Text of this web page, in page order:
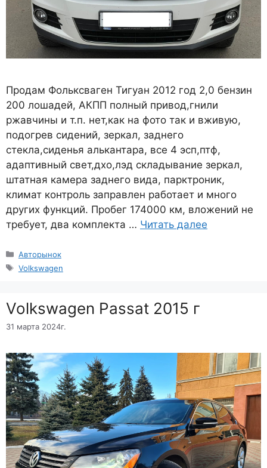
Продам Фольксваген Тигуан 2012 год 2,0 бензин
200 лошадей, АКПП полный привод,гнили
ржавчины и т.п. нет,как на фото так и вживую,
подогрев сидений, зеркал, заднего
стекла,сиденья алькантара, все 4 эсп,птф,
адаптивный свет,дхо,лэд складывание зеркал,
штатная камера заднего вида, парктроник,
климат контроль заправлен работает и много
других функций. Пробег 174000 км, вложений не
требует, два комплекта … Читать далее
Рубрики
Авторынок
Метки
Volkswagen
Volkswagen Passat 2015 г
31 марта 2024г.